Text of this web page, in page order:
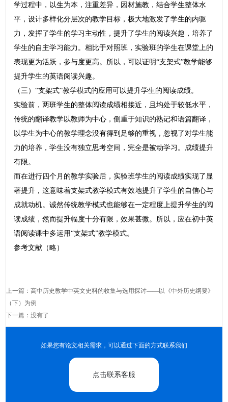
学过程中，以生为本，注重差异，因材施教，结合学生整体水
平，设计多样化分层次的教学目标，极大地激发了学生的内驱
力，发挥了学生的学习主动性，提升了学生的阅读兴趣，培养了
学生的自主学习能力。相比于对照班，实验班的学生在课堂上的
表现更为活跃，参与度更高。所以，可以证明“支架式”教学能够
提升学生的英语阅读兴趣。
（三）“支架式”教学模式的应用可以提升学生的阅读成绩。
实验前，两班学生的整体阅读成绩相接近，且均处于较低水平，
传统的翻译教学以教师为中心，侧重于知识的熟记和语篇翻译，
以学生为中心的教学理念没有得到足够的重视，忽视了对学生能
力的培养，学生没有独立思考空间，完全是被动学习。成绩提升
有限。
而在进行四个月的教学实验后，实验班学生的阅读成绩实现了显
著提升，这意味着支架式教学模式有效地提升了学生的自信心与
成就动机。诚然传统教学模式也能够在一定程度上提升学生的阅
读成绩，然而提升幅度十分有限，效果甚微。所以，应在初中英
语阅读课中多运用“支架式”教学模式。
参考文献（略）
上一篇：高中历史教学中英文史料的收集与选用探讨——以《中外历史纲要》
（下）为例
下一篇：没有了
如果您有论文相关需求，可以通过下面的方式联系我们
点击联系客服